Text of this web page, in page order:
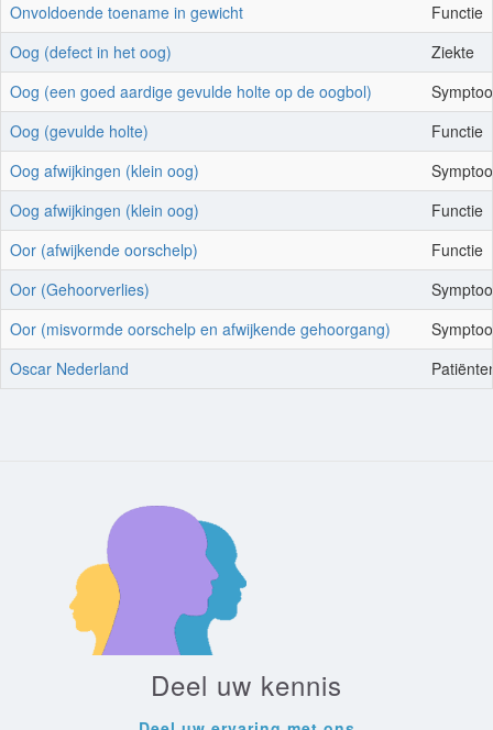
Onvoldoende toename in gewicht
Functie
Oog (defect in het oog)
Ziekte
Oog (een goed aardige gevulde holte op de oogbol)
Oog (gevulde holte)
Functie
Oog afwijkingen (klein oog)
Oog afwijkingen (klein oog)
Functie
Oor (afwijkende oorschelp)
Functie
Oor (Gehoorverlies)
Oor (misvormde oorschelp en afwijkende gehoorgang)
Oscar Nederland
Deel uw kennis